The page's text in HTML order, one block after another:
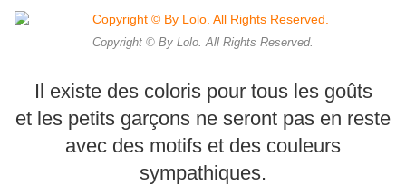
Copyright © By Lolo. All Rights Reserved.
Il existe des coloris pour tous les goûts
et les petits garçons ne seront pas en reste
avec des motifs et des couleurs
sympathiques.